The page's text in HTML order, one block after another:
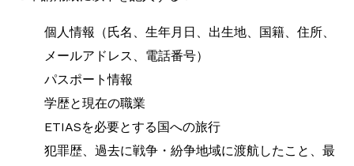
個人情報（氏名、生年月日、出生地、国籍、住所、
メールアドレス、電話番号）
パスポート情報
学歴と現在の職業
ETIASを必要とする国への旅行
犯罪歴、過去に戦争・紛争地域に渡航したこと、最